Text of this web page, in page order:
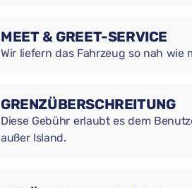
MEET & GREET-SERVICE
Wir liefern das Fahrzeug so nah
GRENZÜBERSCHREITUNG
Diese Gebühr erlaubt es dem
außer Island.